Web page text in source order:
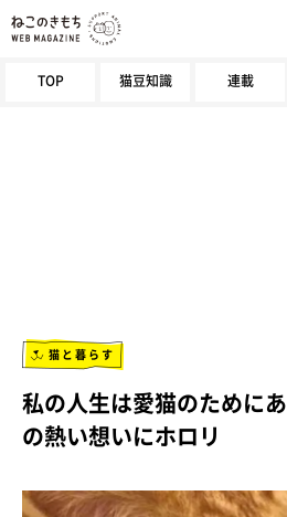
TOP 猫豆知識 連載
猫と暮らす
私の人生は愛猫のために
の熱い想いにホロリ